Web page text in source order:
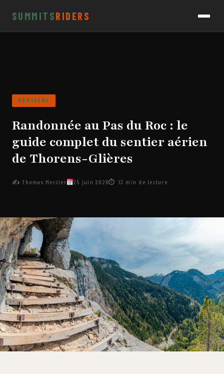
SUMMITSRIDERS
MONTAGNE
Randonnée au Pas du Roc : le
guide complet du sentier aérien
de Thorens-Glières
✍️ Thomas Mercier 25 juin 2026⏱ 13 min de lecture